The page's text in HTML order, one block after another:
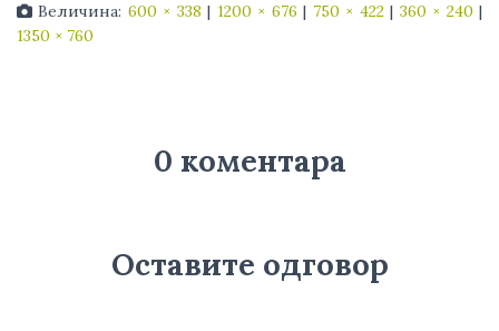
Величина: 600 × 338 | 1200 × 676 | 750 × 422 | 360 × 240 |
1350 × 760
0 коментара
Оставите одговор